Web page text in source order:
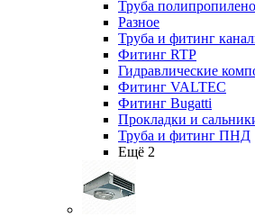
Труба
Разное
Труба и фитинг
Фитинг RTP
Гидравлические
Фитинг VALTEC
Фитинг Bugatti
Прокладки и
Труба и фитинг ПНД
Ещё 2